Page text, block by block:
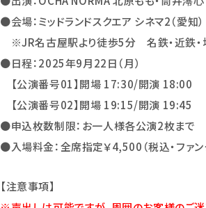
●会場：ミッドランドスクエア シネマ2（愛知）
※JR名古屋駅より徒歩5分 名鉄・近鉄・
●日程：2025年9月22日（月）
【公演番号01】開場 17:30/開演 18:00
【公演番号02】開場 19:15/開演 19:45
●申込枚数制限：お一人様各公演2枚まで
●入場料金：全席指定￥4,500（税込・ファン
【注意事項】